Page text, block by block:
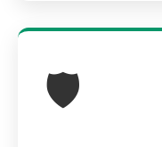
🛡️